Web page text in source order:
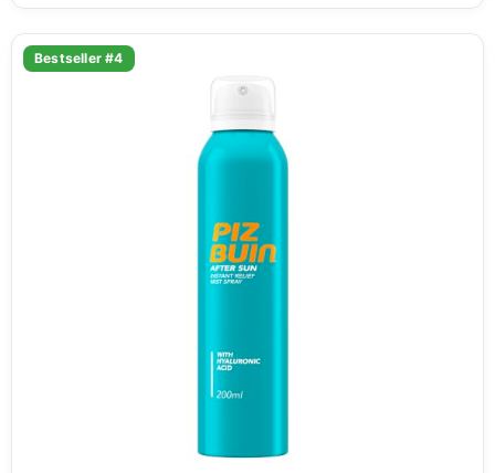
Bestseller #4